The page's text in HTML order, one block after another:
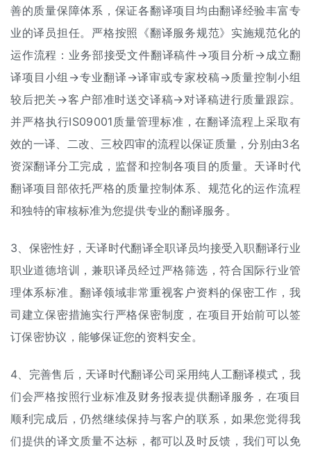
善的质量保障体系，保证各翻译项目均由翻译经验丰富专
业的译员担任。严格按照《翻译服务规范》实施规范化的
运作流程：业务部接受文件翻译稿件→项目分析→成立翻
译项目小组→专业翻译→译审或专家校稿→质量控制小组
较后把关→客户部准时送交译稿→对译稿进行质量跟踪。
并严格执行IS09001质量管理标准，在翻译流程上采取有
效的一译、二改、三校四审的流程以保证质量，分别由3名
资深翻译分工完成，监督和控制各项目的质量。天译时代
翻译项目部依托严格的质量控制体系、规范化的运作流程
和独特的审核标准为您提供专业的翻译服务。
3、保密性好，天译时代翻译全职译员均接受入职翻译行业
职业道德培训，兼职译员经过严格筛选，符合国际行业管
理体系标准。翻译领域非常重视客户资料的保密工作，我
司建立保密措施实行严格保密制度，在项目开始前可以签
订保密协议，能够保证您的资料安全。
4、完善售后，天译时代翻译公司采用纯人工翻译模式，我
们会严格按照行业标准及财务报表提供翻译服务，在项目
顺利完成后，仍然继续保持与客户的联系，如果您觉得我
们提供的译文质量不达标，都可以及时反馈，我们可以免